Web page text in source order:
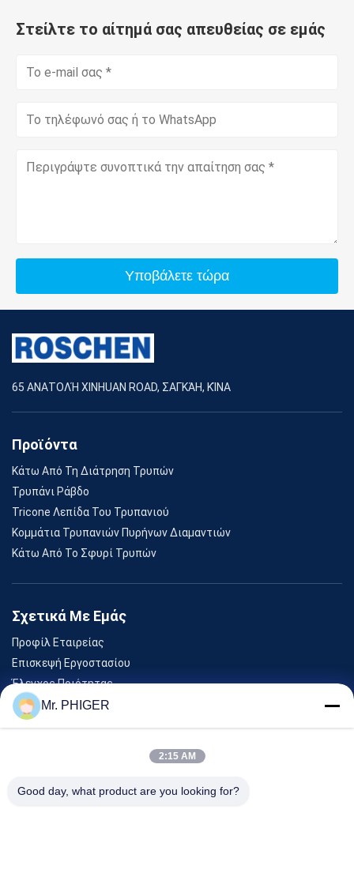
Στείλτε το αίτημά σας απευθείας σε εμάς
Υποβάλετε τώρα
65 ΑΝΑΤΟΛΉ XINHUAN ROAD, ΣΑΓΚΆΗ, ΚΊΝΑ
Προϊόντα
Κάτω Από Τη Διάτρηση Τρυπών
Τρυπάνι Ράβδο
Tricone Λεπίδα Του Τρυπανιού
Κομμάτια Τρυπανιών Πυρήνων Διαμαντιών
Κάτω Από Το Σφυρί Τρυπών
Σχετικά Με Εμάς
Προφίλ Εταιρείας
Επισκεψή Εργοστασίου
Έλεγχος Ποιότητας
Sitemap
Εκδηλώσεις
Mr. PHIGER
2:15 AM
Good day, what product are you looking for?